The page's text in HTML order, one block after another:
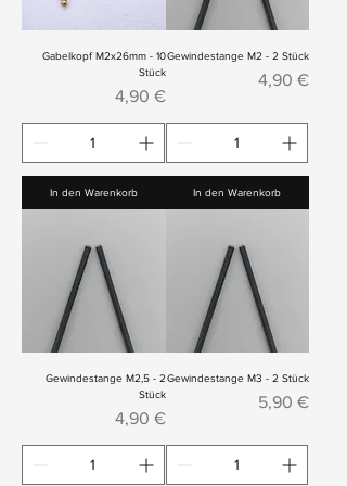
Gabelkopf M2x26mm - 10
Stück
Preis
4,90 €
In den Warenkorb
Gewindestange M2 - 2 Stück
Preis
4,90 €
In den Warenkorb
Gewindestange M2,5 - 2
Stück
Preis
4,90 €
Gewindestange M3 - 2 Stück
Preis
5,90 €